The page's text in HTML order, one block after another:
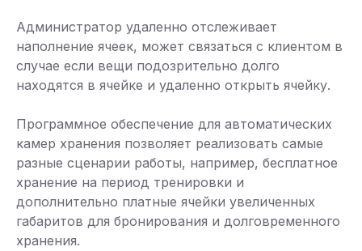
Администратор удаленно отслеживает
наполнение ячеек, может связаться с клиентом в
случае если вещи подозрительно долго
находятся в ячейке и удаленно открыть ячейку.
Программное обеспечение для автоматических
камер хранения позволяет реализовать самые
разные сценарии работы, например, бесплатное
хранение на период тренировки и
дополнительно платные ячейки увеличенных
габаритов для бронирования и долговременного
хранения.